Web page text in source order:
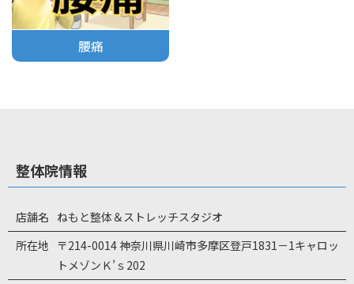
腰痛
整体院情報
店舗名 ねもと整体＆ストレッチスタジオ
所在地
〒214-0014 神奈川県川崎市多摩区登戸1831－1キャロッ
トメゾンＫ’ｓ202